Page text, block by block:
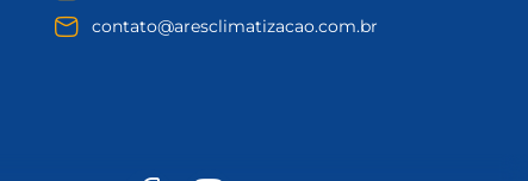
contato@aresclimatizacao.com.br